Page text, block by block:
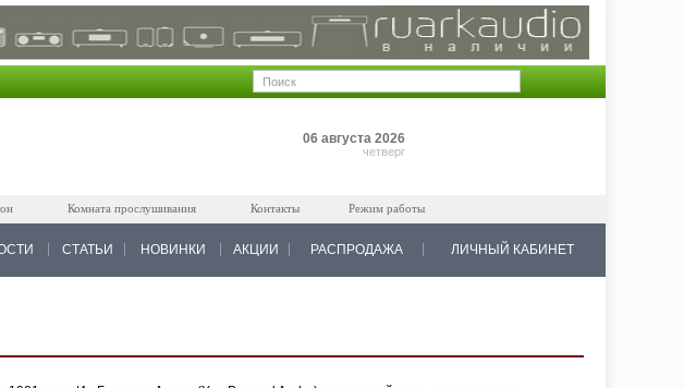
06 августа 2026
четверг
Комната прослушивания Контакты Режим работы
СТАТЬИ НОВИНКИ АКЦИИ РАСПРОДАЖА ЛИЧНЫЙ КАБИНЕТ